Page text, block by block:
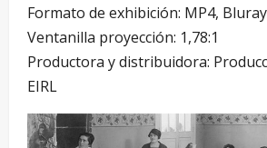
Formato de exhibición: MP4,
Ventanilla proyección: 1,78:1
Productora y distribuidora:
EIRL